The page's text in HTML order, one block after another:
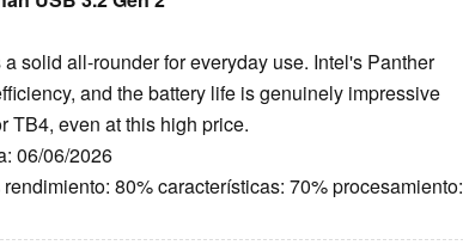
solid all-rounder for everyday use. Intel's Panther
and the battery life is genuinely impressive
TB4, even at this high price.
06/06/2026
80% características: 70% procesamiento: